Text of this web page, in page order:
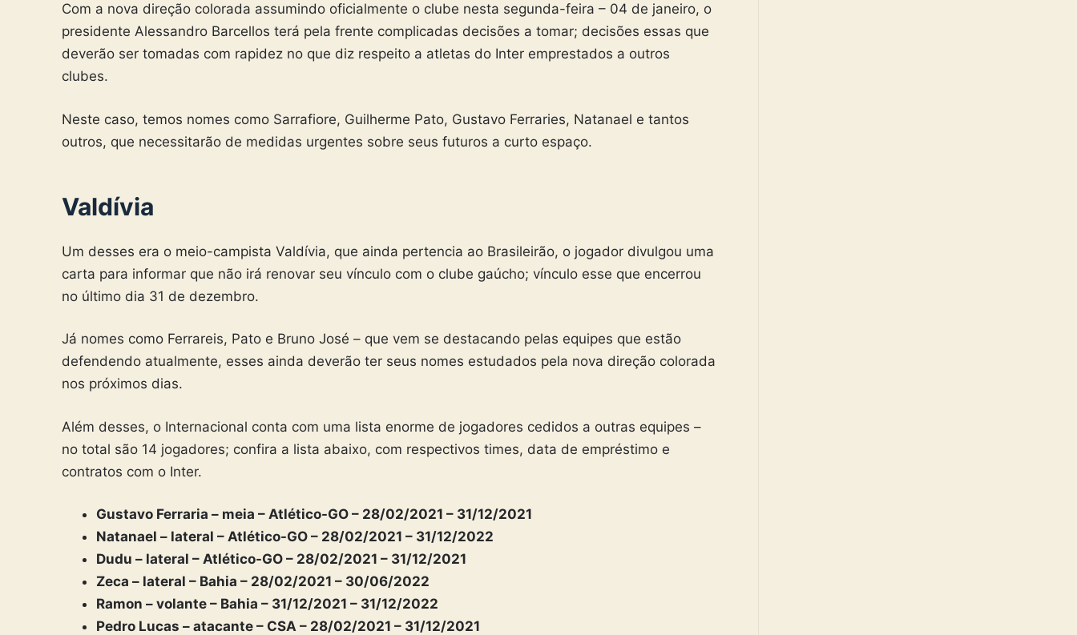
Com a nova direção colorada assumindo oficialmente o clube nesta segunda-feira – 04 de janeiro, o
presidente Alessandro Barcellos terá pela frente complicadas decisões a tomar; decisões essas que
deverão ser tomadas com rapidez no que diz respeito a atletas do Inter emprestados a outros
clubes.
Neste caso, temos nomes como Sarrafiore, Guilherme Pato, Gustavo Ferraries, Natanael e tantos
outros, que necessitarão de medidas urgentes sobre seus futuros a curto espaço.
Valdívia
Um desses era o meio-campista Valdívia, que ainda pertencia ao Brasileirão, o jogador divulgou uma
carta para informar que não irá renovar seu vínculo com o clube gaúcho; vínculo esse que encerrou
no último dia 31 de dezembro.
Já nomes como Ferrareis, Pato e Bruno José – que vem se destacando pelas equipes que estão
defendendo atualmente, esses ainda deverão ter seus nomes estudados pela nova direção colorada
nos próximos dias.
Além desses, o Internacional conta com uma lista enorme de jogadores cedidos a outras equipes –
no total são 14 jogadores; confira a lista abaixo, com respectivos times, data de empréstimo e
contratos com o Inter.
Gustavo Ferraria – meia – Atlético-GO – 28/02/2021 – 31/12/2021
Natanael – lateral – Atlético-GO – 28/02/2021 – 31/12/2022
Dudu – lateral – Atlético-GO – 28/02/2021 – 31/12/2021
Zeca – lateral – Bahia – 28/02/2021 – 30/06/2022
Ramon – volante – Bahia – 31/12/2021 – 31/12/2022
Pedro Lucas – atacante – CSA – 28/02/2021 – 31/12/2021